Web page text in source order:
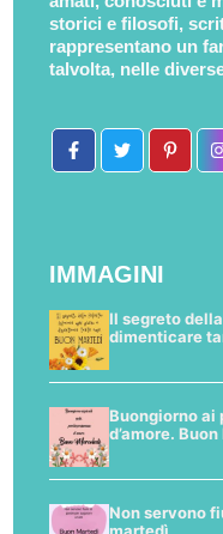
storici e filosofi,
rappresentano un
talvolta, nelle
IMMAGINI
Il segreto
dimenticare
Buongiorno ai
d’amore.
Non servono
martedì